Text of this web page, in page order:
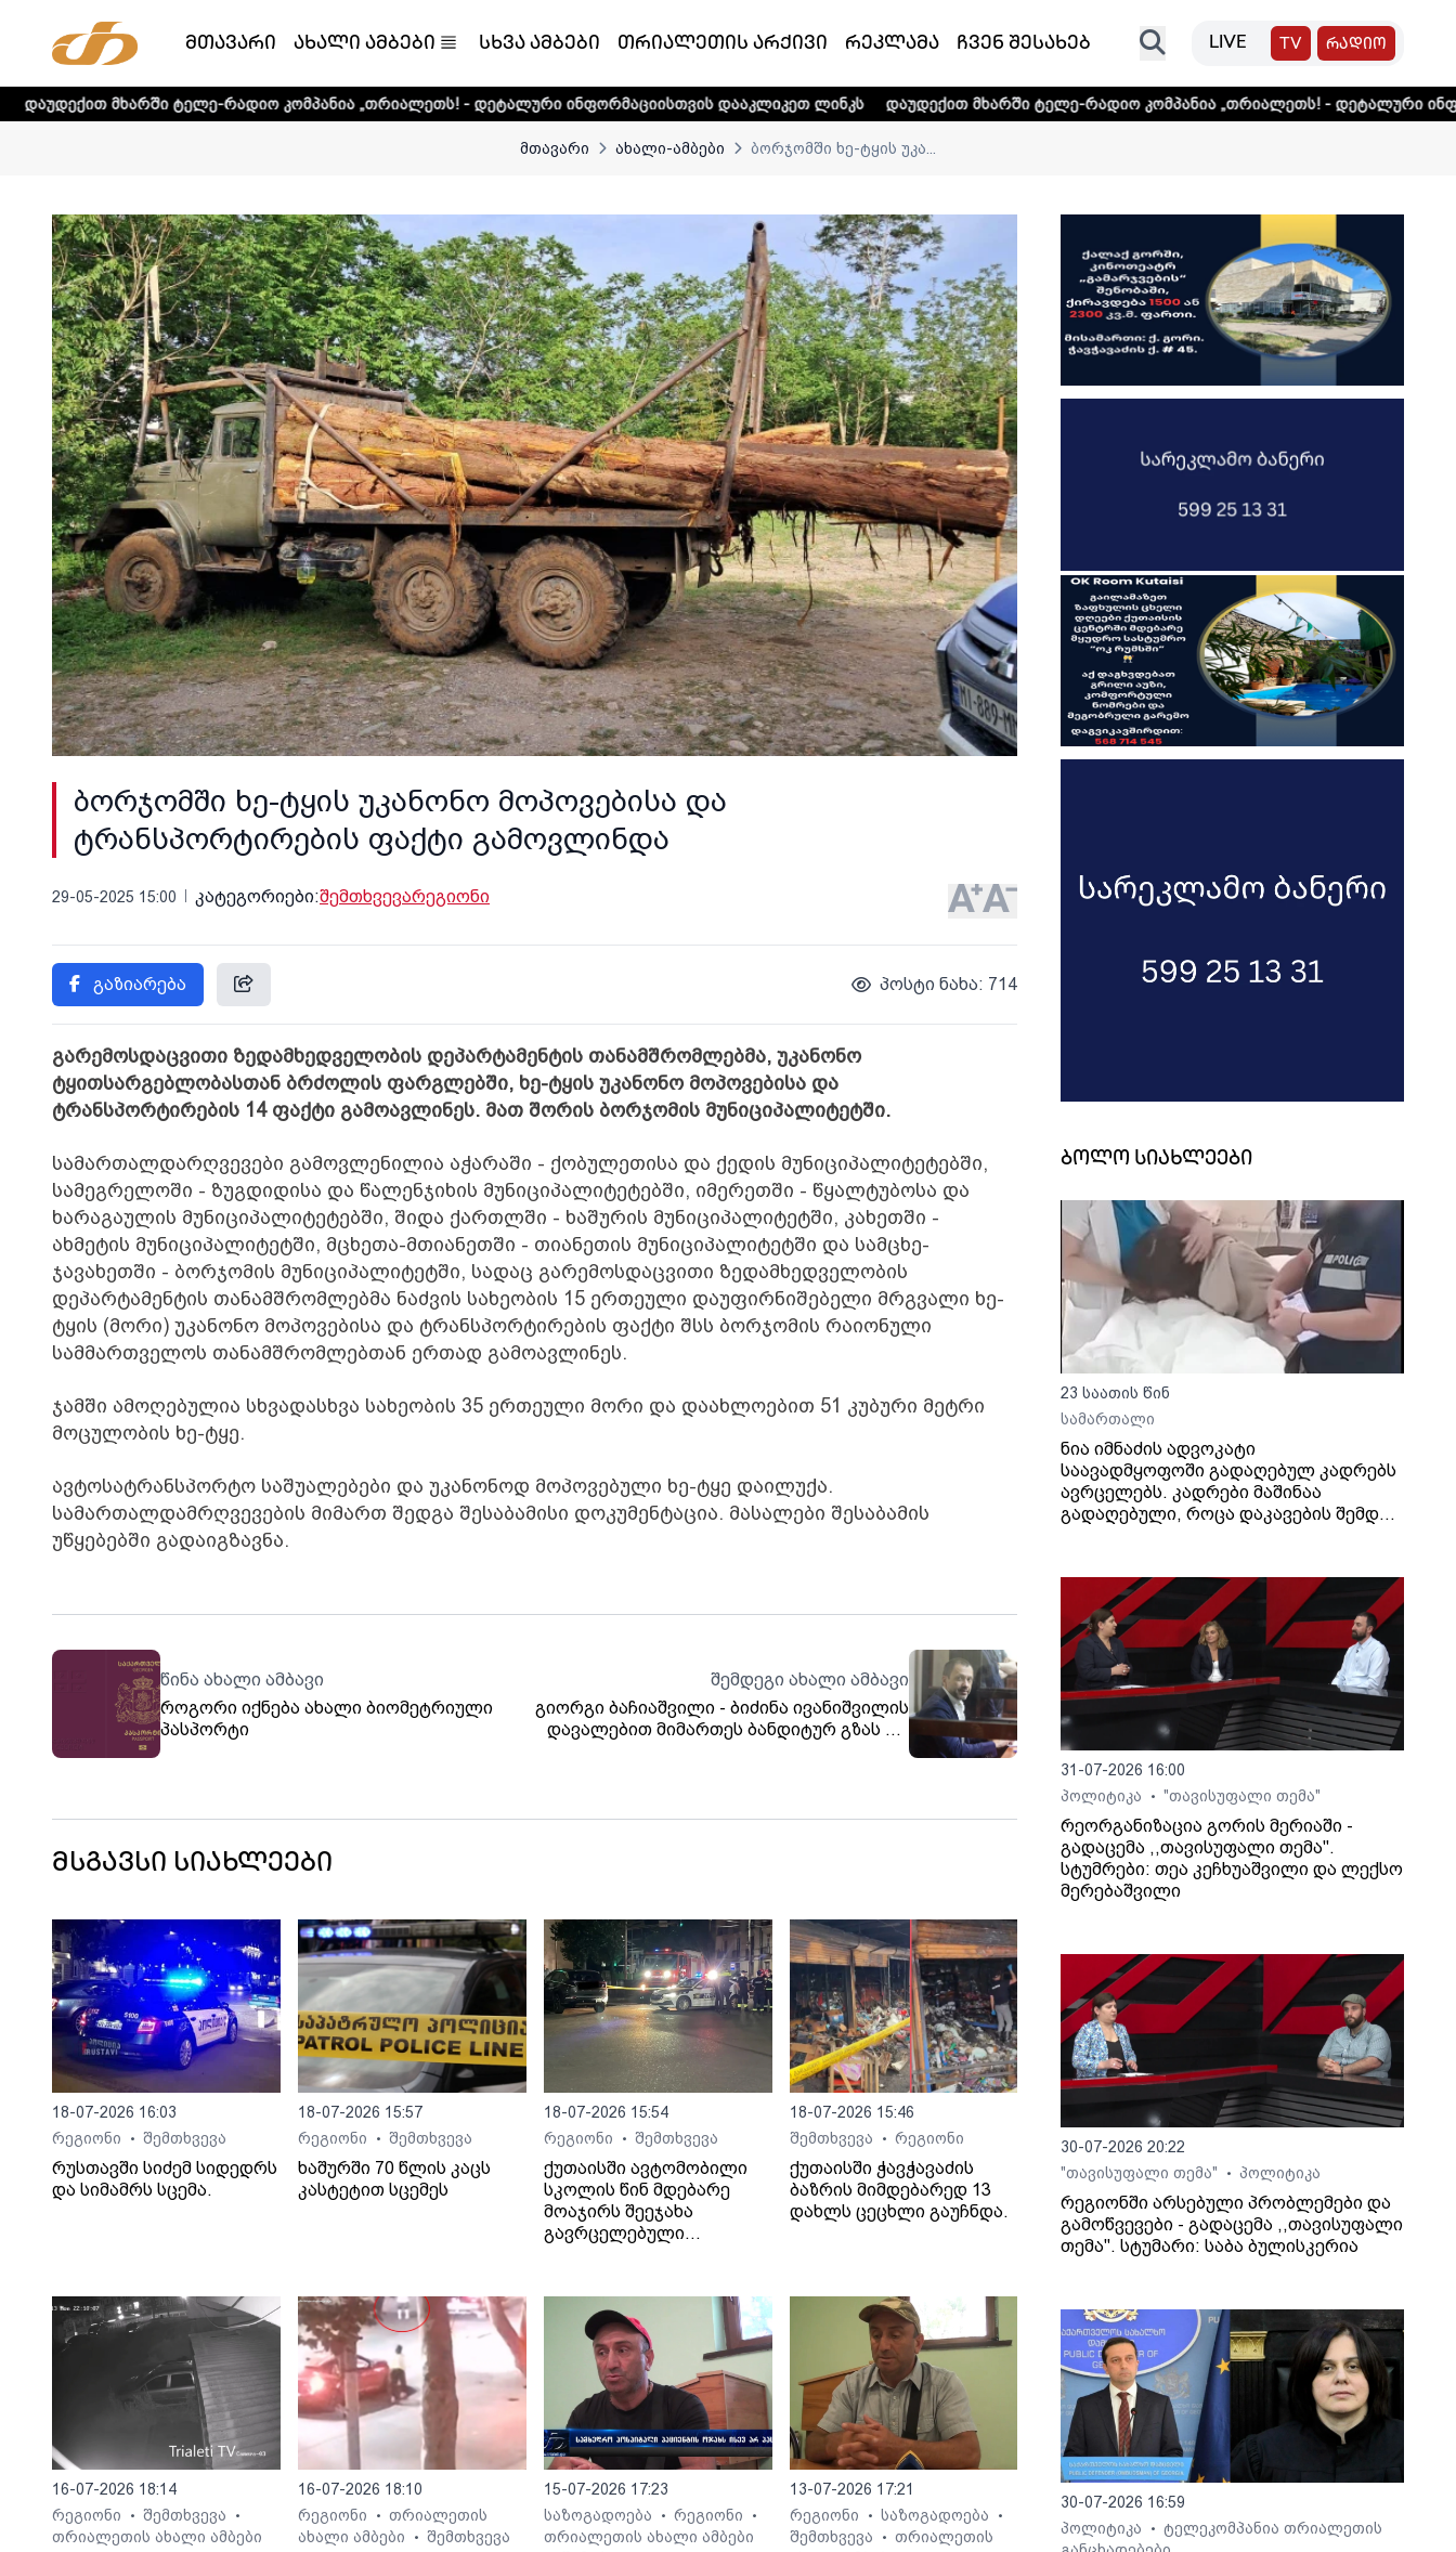
მთავარი ახალი ამბები სხვა ამბები თრიალეთის არქივი რეკლამა ჩვენ შესახებ LIVE TV რადიო
ტელე-რადიო კომპანია „თრიალეთს! - დეტალური ინფორმაციისთვის დააკლიკეთ ლინკს დაუდექით მხარში ტელე-რადიო კომპანია „თრიალეთს! - დეტალური ინფორმაციისთვის
მთავარი ახალი-ამბები ბორჯომში ხე-ტყის უკა...
ბორჯომში ხე-ტყის უკანონო მოპოვებისა და
ტრანსპორტირების ფაქტი გამოვლინდა
29-05-2025 15:00 კატეგორიები:შემთხვევარეგიონი
გაზიარება პოსტი ნახა: 714
გარემოსდაცვითი ზედამხედველობის დეპარტამენტის თანამშრომლებმა, უკანონო
ტყითსარგებლობასთან ბრძოლის ფარგლებში, ხე-ტყის უკანონო მოპოვებისა და
ტრანსპორტირების 14 ფაქტი გამოავლინეს. მათ შორის ბორჯომის მუნიციპალიტეტში.
სამართალდარღვევები გამოვლენილია აჭარაში - ქობულეთისა და ქედის მუნიციპალიტეტებში,
სამეგრელოში - ზუგდიდისა და წალენჯიხის მუნიციპალიტეტებში, იმერეთში - წყალტუბოსა და
ხარაგაულის მუნიციპალიტეტებში, შიდა ქართლში - ხაშურის მუნიციპალიტეტში, კახეთში -
ახმეტის მუნიციპალიტეტში, მცხეთა-მთიანეთში - თიანეთის მუნიციპალიტეტში და სამცხე-
ჯავახეთში - ბორჯომის მუნიციპალიტეტში, სადაც გარემოსდაცვითი ზედამხედველობის
დეპარტამენტის თანამშრომლებმა ნაძვის სახეობის 15 ერთეული დაუფირნიშებელი მრგვალი ხე-
ტყის (მორი) უკანონო მოპოვებისა და ტრანსპორტირების ფაქტი შსს ბორჯომის რაიონული
სამმართველოს თანამშრომლებთან ერთად გამოავლინეს.
ჯამში ამოღებულია სხვადასხვა სახეობის 35 ერთეული მორი და დაახლოებით 51 კუბური მეტრი
მოცულობის ხე-ტყე.
ავტოსატრანსპორტო საშუალებები და უკანონოდ მოპოვებული ხე-ტყე დაილუქა.
სამართალდამრღვევების მიმართ შედგა შესაბამისი დოკუმენტაცია. მასალები შესაბამის
უწყებებში გადაიგზავნა.
წინა ახალი ამბავი
როგორი იქნება ახალი ბიომეტრიული
პასპორტი
შემდეგი ახალი ამბავი
გიორგი ბაჩიაშვილი - ბიძინა ივანიშვილის
დავალებით მიმართეს ბანდიტურ გზას და
მოტაცებით ჩამომიყვანეს საქართველოში
მსგავსი სიახლეები
18-07-2026 16:03
რეგიონი
• შემთხვევა
რუსთავში სიძემ სიდედრს
და სიმამრს სცემა.
18-07-2026 15:57
რეგიონი
• შემთხვევა
ხაშურში 70 წლის კაცს
კასტეტით სცემეს
18-07-2026 15:54
რეგიონი
• შემთხვევა
ქუთაისში ავტომობილი
სკოლის წინ მდებარე
მოაჯირს შეეჯახა
გავრცელებული
საჯარო სკოლასთან
მოხდა.
18-07-2026 15:46
შემთხვევა
• რეგიონი
ქუთაისში ჭავჭავაძის
ბაზრის მიმდებარედ 13
დახლს ცეცხლი გაუჩნდა.
16-07-2026 18:14
რეგიონი
• შემთხვევა •
თრიალეთის ახალი ამბები
16-07-2026 18:10
რეგიონი
• თრიალეთის
ახალი ამბები
• შემთხვევა
15-07-2026 17:23
საზოგადოება
• რეგიონი •
თრიალეთის ახალი ამბები
13-07-2026 17:21
რეგიონი
• საზოგადოება •
შემთხვევა • თრიალეთის
ბოლო სიახლეები
23 საათის წინ
სამართალი
ნია იმნაძის ადვოკატი
საავადმყოფოში გადაღებულ კადრებს
ავრცელებს. კადრები მაშინაა
გადაღებული, როცა დაკავების შემდეგ
31-07-2026 16:00
პოლიტიკა
• "თავისუფალი თემა"
რეორგანიზაცია გორის მერიაში -
გადაცემა ,,თავისუფალი თემა".
სტუმრები: თეა კეჩხუაშვილი და ლექსო
მერებაშვილი
30-07-2026 20:22
"თავისუფალი თემა"
• პოლიტიკა
რეგიონში არსებული პრობლემები და
გამოწვევები - გადაცემა ,,თავისუფალი
თემა". სტუმარი: საბა ბულისკერია
30-07-2026 16:59
პოლიტიკა
•
ტელეკომპანია თრიალეთის